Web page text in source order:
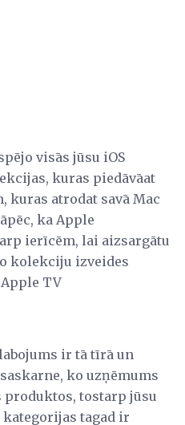
visās jūsu iOS
kuras piedāvāat
kuras atrodat savā Mac
ka Apple
ierīcēm, lai aizsargātu
kolekciju izveides
TV
ir tā tīrā un
ko uzņēmums
tostarp jūsu
kategorijas tagad ir